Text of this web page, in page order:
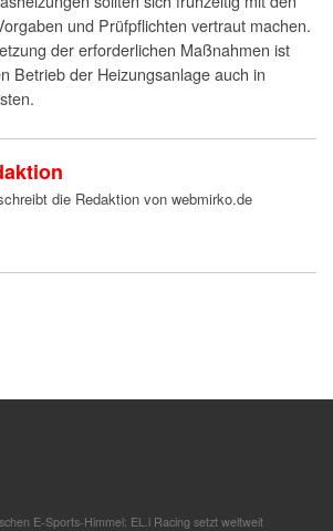
und Prüfpflichten vertraut machen.
der erforderlichen Maßnahmen ist
Betrieb der Heizungsanlage auch in
die Redaktion von webmirko.de
E-Sports-Himmel: EL.i Racing setzt weltweit